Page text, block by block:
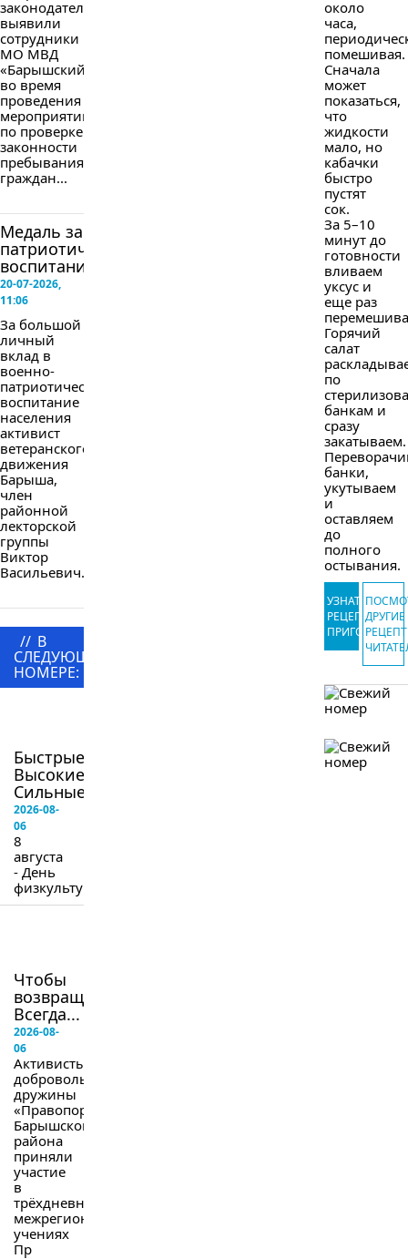
законодательства
выявили
сотрудники
МО МВД
«Барышский»
во время
проведения
мероприятий
по проверке
законности
пребывания
граждан...
Медаль за
патриотическое
воспитание
20-07-2026,
11:06
За большой
личный
вклад в
военно-
патриотическое
воспитание
населения
активист
ветеранского
движения
Барыша,
член
районной
лекторской
группы
Виктор
Васильевич...
// В
СЛЕДУЮЩЕМ
НОМЕРЕ:
Быстрые!
Высокие!
Сильные!...
2026-08-
06
8
августа
- День
физкультурника.
Чтобы
возвращались.
Всегда...
2026-08-
06
Активисты
добровольной
дружины
«Правопорядок»
Барышского
района
приняли
участие
в
трёхдневных
межрегиональных
учениях
Пр
около
часа,
помешивая.
Сначала
может
показаться,
что
жидкости
мало, но
кабачки
быстро
пустят
сок.
За 5–10
минут до
готовности
вливаем
уксус и
еще раз
Горячий
салат
по
банкам и
сразу
закатываем.
банки,
укутываем
и
оставляем
до
полного
остывания.
УЗНАТЬ
РЕЦЕПТДРУГИЕ